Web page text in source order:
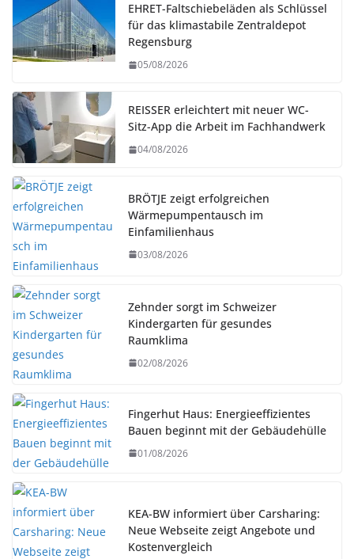
EHRET-Faltschiebeläden als Schlüssel
für das klimastabile Zentraldepot
Regensburg
05/08/2026
REISSER erleichtert mit neuer WC-
Sitz-App die Arbeit im Fachhandwerk
04/08/2026
BRÖTJE zeigt erfolgreichen
Wärmepumpentausch im
Einfamilienhaus
03/08/2026
Zehnder sorgt im Schweizer
Kindergarten für gesundes
Raumklima
02/08/2026
Fingerhut Haus: Energieeffizientes
Bauen beginnt mit der Gebäudehülle
01/08/2026
KEA-BW informiert über Carsharing:
Neue Webseite zeigt Angebote und
Kostenvergleich